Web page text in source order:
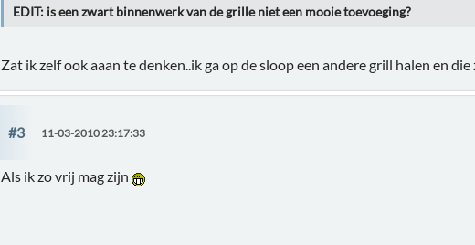
EDIT: is een zwart binnenwerk van de grille niet een mooie toevoeging?
Zat ik zelf ook aaan te denken..ik ga op de sloop een andere grill halen en
#3 11-03-2010 23:17:33
Als ik zo vrij mag zijn